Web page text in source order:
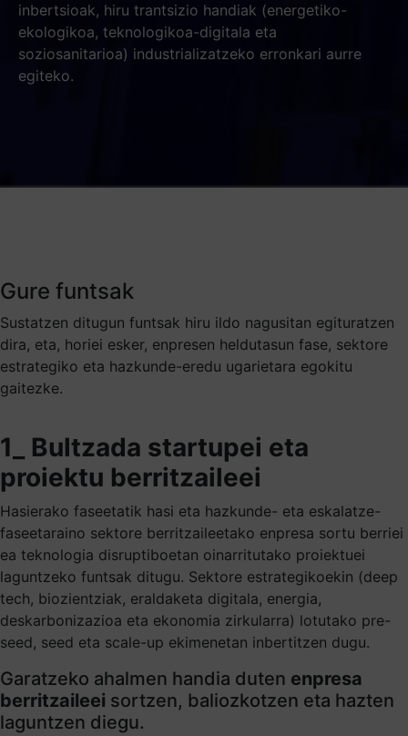
inbertsioak, hiru trantsizio handiak (energetiko-
ekologikoa, teknologikoa-digitala eta
soziosanitarioa) industrializatzeko erronkari aurre
egiteko.
Gure funtsak
Sustatzen ditugun funtsak hiru ildo nagusitan egituratzen
dira, eta, horiei esker, enpresen heldutasun fase, sektore
estrategiko eta hazkunde-eredu ugarietara egokitu
gaitezke.
1_ Bultzada startupei eta
proiektu berritzaileei
Hasierako faseetatik hasi eta hazkunde- eta eskalatze-
faseetaraino sektore berritzaileetako enpresa sortu berriei
ea teknologia disruptiboetan oinarritutako proiektuei
laguntzeko funtsak ditugu. Sektore estrategikoekin (deep
tech, biozientziak, eraldaketa digitala, energia,
deskarbonizazioa eta ekonomia zirkularra) lotutako pre-
seed, seed eta scale-up ekimenetan inbertitzen dugu.
Garatzeko ahalmen handia duten enpresa
berritzaileei sortzen, baliozkotzen eta hazten
laguntzen diegu.